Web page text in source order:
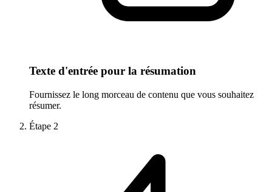
Texte d'entrée pour la résumation
Fournissez le long morceau de contenu que vous souhaitez
résumer.
Étape 2